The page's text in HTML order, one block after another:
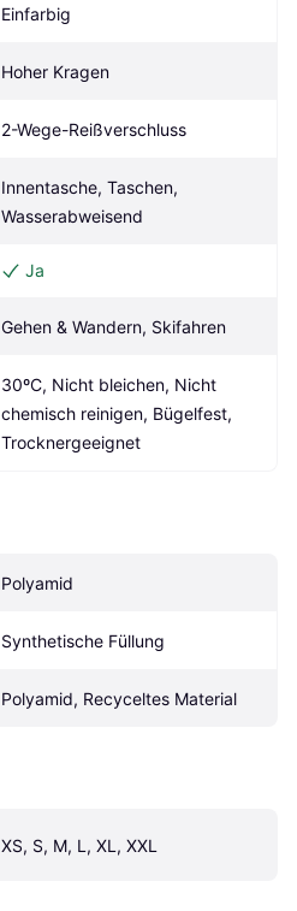
Einfarbig
Hoher Kragen
2-Wege-Reißverschluss
Innentasche, Taschen,
Wasserabweisend
Ja
Gehen & Wandern, Skifahren
30ºC, Nicht bleichen, Nicht
chemisch reinigen, Bügelfest,
Trocknergeeignet
Polyamid
Synthetische Füllung
Polyamid, Recyceltes Material
XS, S, M, L, XL, XXL